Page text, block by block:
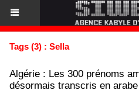
Tags (3) : Sella
Algérie : Les 300 prénoms
désormais transcris en